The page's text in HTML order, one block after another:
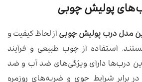
پولیش چوبی
مدل درب پولیش چوبیاز لحاظ کیفیت و
استفاده از چوب طبیعی و فرآیند
درب‌ها دارای ویژگی‌های ضد آب و ضد